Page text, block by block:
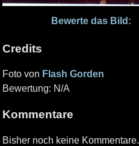
Bewerte das Bild:
Credits
Foto von Flash Gorden
Bewertung: N/A
Kommentare
Bisher noch keine Kommentare.